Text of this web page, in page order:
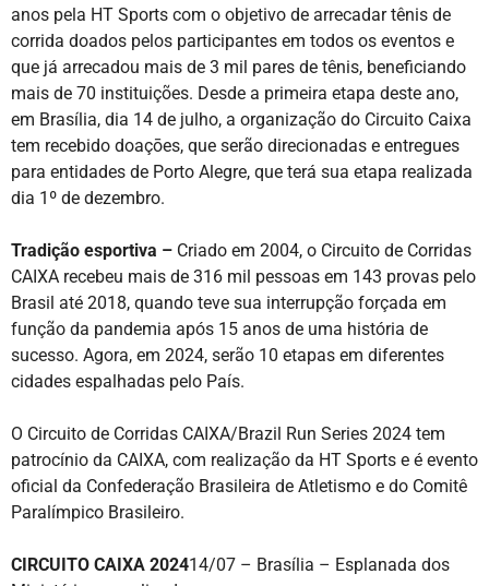
anos pela HT Sports com o objetivo de arrecadar tênis de
corrida doados pelos participantes em todos os eventos e
que já arrecadou mais de 3 mil pares de tênis, beneficiando
mais de 70 instituições. Desde a primeira etapa deste ano,
em Brasília, dia 14 de julho, a organização do Circuito Caixa
tem recebido doaçōes, que serão direcionadas e entregues
para entidades de Porto Alegre, que terá sua etapa realizada
dia 1º de dezembro.
Tradição esportiva – Criado em 2004, o Circuito de Corridas
CAIXA recebeu mais de 316 mil pessoas em 143 provas pelo
Brasil até 2018, quando teve sua interrupção forçada em
função da pandemia após 15 anos de uma história de
sucesso. Agora, em 2024, serão 10 etapas em diferentes
cidades espalhadas pelo País.
O Circuito de Corridas CAIXA/Brazil Run Series 2024 tem
patrocínio da CAIXA, com realização da HT Sports e é evento
oficial da Confederação Brasileira de Atletismo e do Comitê
Paralímpico Brasileiro.
CIRCUITO CAIXA 202414/07 – Brasília – Esplanada dos